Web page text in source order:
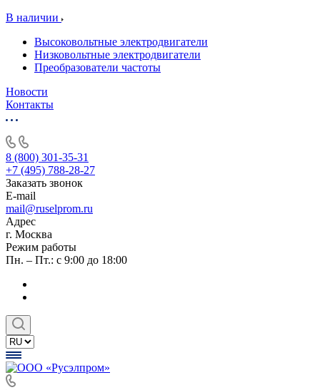
В наличии
Высоковольтные электродвигатели
Низковольтные электродвигатели
Преобразователи частоты
Новости
Контакты
8 (800) 301-35-31
+7 (495) 788-28-27
Заказать звонок
E-mail
mail@ruselprom.ru
Адрес
г. Москва
Режим работы
Пн. – Пт.: с 9:00 до 18:00